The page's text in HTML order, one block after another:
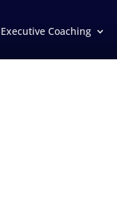
Executive Coaching